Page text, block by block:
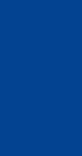
İSMAİL
Erkeklerin
Evvel Zaman